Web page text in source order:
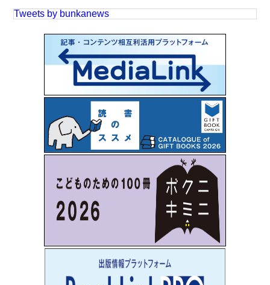
Tweets by bunkanews